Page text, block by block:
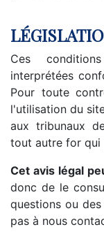
Ces
interprétées
Pour toute
l'utilisation du
aux tribunaux
tout autre for qui
Cet avis légal
donc de le
questions ou
pas à nous